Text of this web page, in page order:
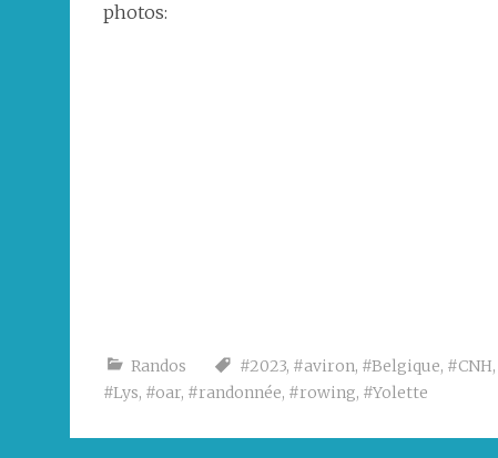
photos:
Randos #2023, #aviron, #Belgique, #CNH,
#Lys, #oar, #randonnée, #rowing, #Yolette